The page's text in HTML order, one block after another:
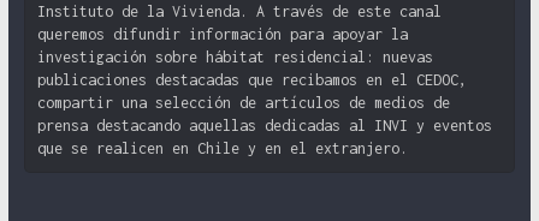
Instituto de la Vivienda. A través de este canal
queremos difundir información para apoyar la
investigación sobre hábitat residencial: nuevas
publicaciones destacadas que recibamos en el CEDOC,
compartir una selección de artículos de medios de
prensa destacando aquellas dedicadas al INVI y eventos
que se realicen en Chile y en el extranjero.